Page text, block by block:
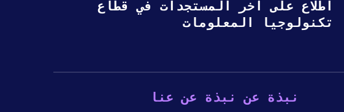
اطلاع على آخر المستجدات في قطاع
تكنولوجيا المعلومات
نبذة عن نبذة عن عنا